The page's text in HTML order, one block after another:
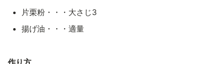
片栗粉・・・大さじ3
揚げ油・・・適量
作り方